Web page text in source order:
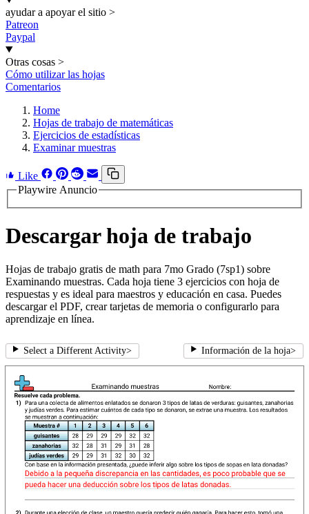
ayudar a apoyar el sitio >
Patreon
Paypal
Otras cosas >
Cómo utilizar las hojas
Comentarios
Home
Hojas de trabajo de matemáticas
Ejercicios de estadísticas
Examinar muestras
Like
Playwire Anuncio
Descargar hoja de trabajo
Hojas de trabajo gratis de math para 7mo Grado (7sp1) sobre
Examinando muestras. Cada hoja tiene 3 ejercicios con hoja de
respuestas y es ideal para maestros y educación en casa. Puedes
descargar el PDF, crear tarjetas de memoria o configurarlo para
aprendizaje en línea.
Select a Different Activity> Información de la hoja>